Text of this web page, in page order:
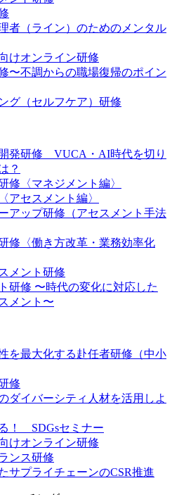
者（ライン）のためのメンタル
けオンライン研修
〜不調からの職場復帰のポイン
グ（セルフケア）研修
発研修 VUCA・AI時代を切り
？
修〈マネジメント編〉
アセスメント編〉
アップ研修（アセスメント手法
修〈働き方改革・業務効率化
メント研修
研修 〜時代の変化に対応した
メント〜
を最大化する赴任者研修（中小
修
ダイバーシティ人材を活用しよ
！ SDGsセミナー
けオンライン研修
ンス研修
サプライチェーンのCSR推進